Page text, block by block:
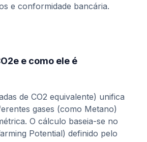
e conformidade bancária.
e como ele é
de CO2 equivalente) unifica
gases (como Metano)
O cálculo baseia-se no
Potential) definido pelo